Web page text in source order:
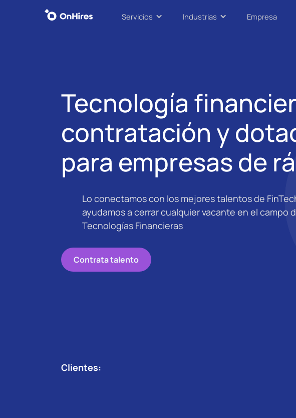
Servicios Industrias Empresa
Tecnología
contratación y
para empresas de
Lo conectamos con los mejores talentos de
ayudamos a cerrar cualquier vacante en el campo
Tecnologías Financieras
Contrata talento
Clientes: